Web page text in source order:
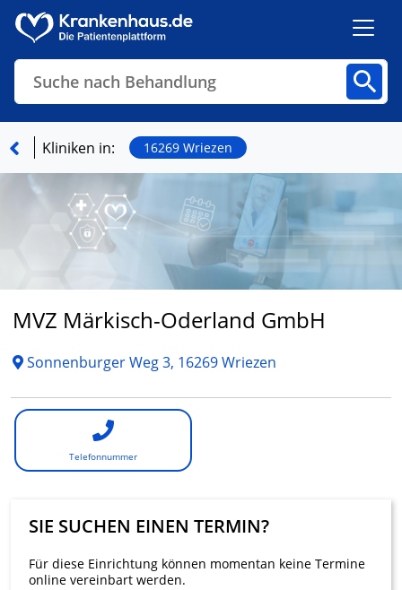
Suche nach Behandlung
Finden
Kliniken in: 16269 Wriezen
MVZ Märkisch-Oderland GmbH
Sonnenburger Weg 3, 16269 Wriezen
Telefonnummer
SIE SUCHEN EINEN TERMIN?
Für diese Einrichtung können momentan keine Termine
online vereinbart werden.